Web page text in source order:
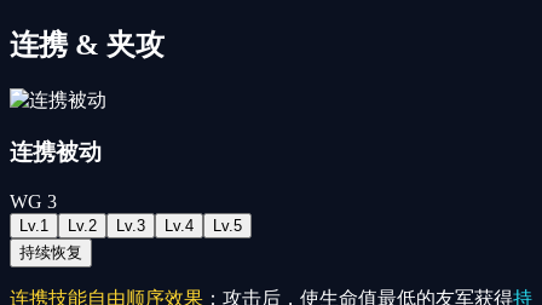
连携 & 夹攻
连携被动
WG 3
Lv. 1 Lv. 2 Lv. 3 Lv. 4 Lv. 5
持续恢复
连携技能自由顺序效果 ：攻击后，使生命值最低的友军获得持